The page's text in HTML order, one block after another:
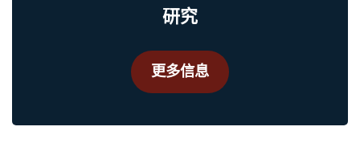
研究
更多信息